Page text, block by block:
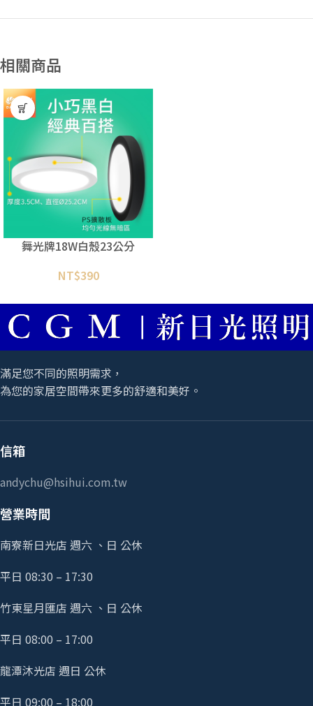
相關商品
舞光牌18W白殼23公分
NT$390
滿足您不同的照明需求，
為您的家居空間帶來更多的舒適和美好。
信箱
andychu@hsihui.com.tw
營業時間
南寮新日光店 週六 、日 公休
平日 08:30 – 17:30
竹東星月匯店 週六 、日 公休
平日 08:00 – 17:00
龍潭沐光店 週日 公休
平日 09:00 – 18:00